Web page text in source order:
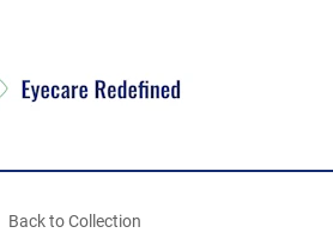
Back to Collection